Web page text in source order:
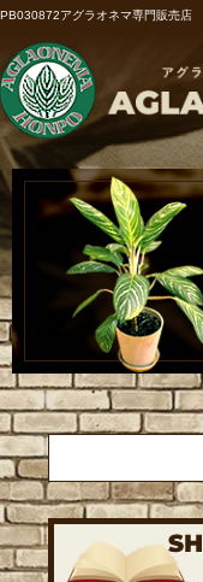
PB030872アグラオネマ専門販売店